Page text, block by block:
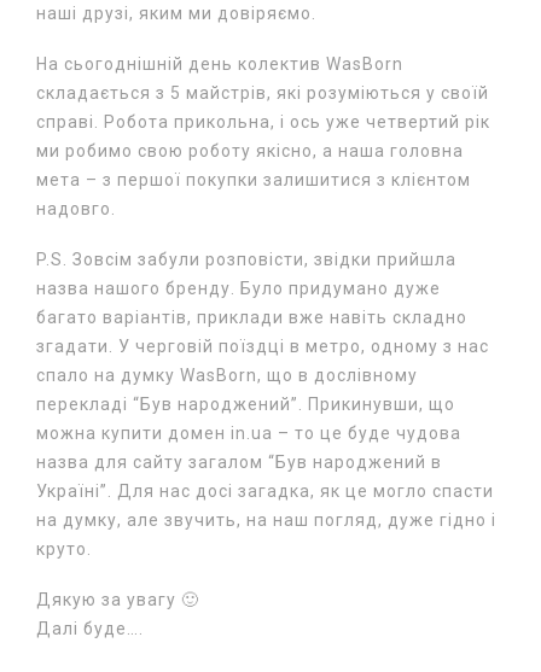
наші друзі, яким ми довіряємо.
На сьогоднішній день колектив WasBorn
складається з 5 майстрів, які розуміються у своїй
справі. Робота прикольна, і ось уже четвертий рік
ми робимо свою роботу якісно, а наша головна
мета – з першої покупки залишитися з клієнтом
надовго.
P.S. Зовсім забули розповісти, звідки прийшла
назва нашого бренду. Було придумано дуже
багато варіантів, приклади вже навіть складно
згадати. У черговій поїздці в метро, одному з нас
спало на думку WasBorn, що в дослівному
перекладі “Був народжений”. Прикинувши, що
можна купити домен in.ua – то це буде чудова
назва для сайту загалом “Був народжений в
Україні”. Для нас досі загадка, як це могло спасти
на думку, але звучить, на наш погляд, дуже гідно і
круто.
Дякую за увагу 🙂
Далі буде….